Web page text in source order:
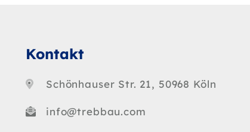
Kontakt
Schönhauser Str. 21, 50968 Köln
info@trebbau.com